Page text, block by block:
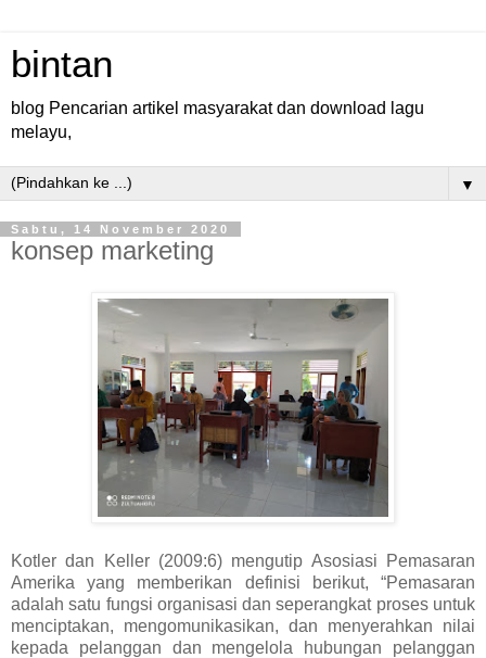
bintan
blog Pencarian artikel masyarakat dan download lagu
melayu,
▼
Sabtu, 14 November 2020
konsep marketing
Kotler dan Keller (2009:6) mengutip Asosiasi Pemasaran
Amerika yang memberikan definisi berikut, “Pemasaran
adalah satu fungsi organisasi dan seperangkat proses untuk
menciptakan, mengomunikasikan, dan menyerahkan nilai
kepada pelanggan dan mengelola hubungan pelanggan